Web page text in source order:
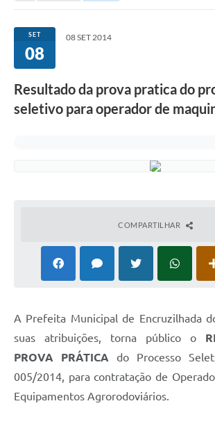
Turismo
Transparência
1DOC
Legislação
Telefones Úteis
Ramais
Relação de Medicamentos
Carta de Serviços
Relatório Ouvidoria 2021
SET
08
08 SET 2014
Resultado da prova pratica do
seletivo para operador de
COMPARTILHAR
A Prefeita Municipal de Encruzilhada
suas atribuições, torna público o
PROVA PRÁTICA do Processo
005/2014, para contratação de
Equipamentos Agrorodoviários.